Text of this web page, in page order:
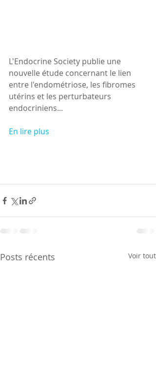
L'Endocrine Society publie une
nouvelle étude concernant le lien
entre l'endométriose, les fibromes
utérins et les perturbateurs
endocriniens...
En lire plus
Posts récents Voir tout